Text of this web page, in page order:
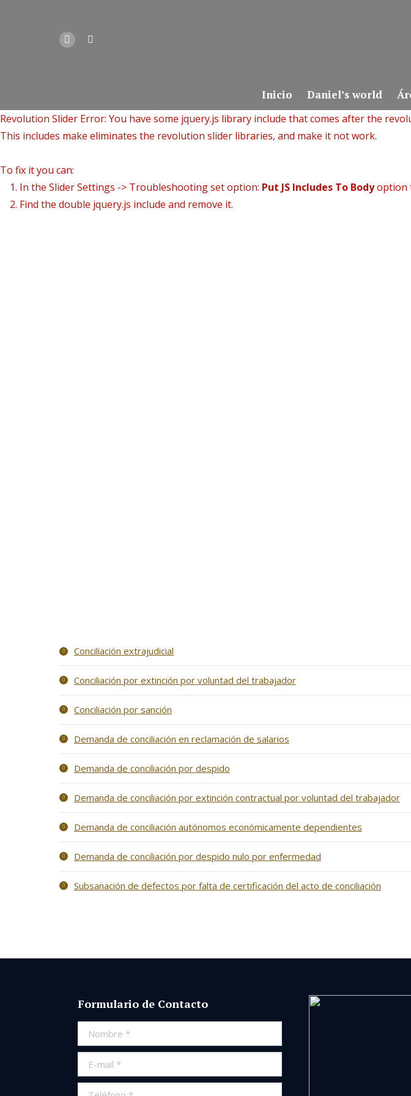
Inicio Daniel’s world
Revolution Slider Error: You have some jquery.js library include that comes after the
This includes make eliminates the revolution slider libraries, and make it not work.
To fix it you can:
1. In the Slider Settings -> Troubleshooting set option: Put JS Includes To Bodyoption
2. Find the double jquery.js include and remove it.
Conciliación extrajudicial
Conciliación por extinción por voluntad del trabajador
Conciliación por sanción
Demanda de conciliación en reclamación de salarios
Demanda de conciliación por despido
Demanda de conciliación por extinción contractual por voluntad del trabajador
Demanda de conciliación autónomos económicamente dependientes
Demanda de conciliación por despido nulo por enfermedad
Subsanación de defectos por falta de certificación del acto de conciliación
Formulario de Contacto
Nombre *
E-mail *
Teléfono *